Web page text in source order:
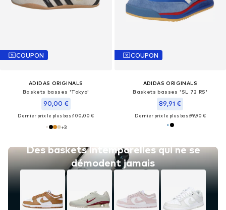
COUPON
ADIDAS ORIGINALS
Baskets basses 'Tokyo'
90,00 €
Dernier prix le plus bas :100,00 €
+3
Des baskets intemporelles qui ne se
démodent jamais
COUPON
ADIDAS ORIGINALS
Baskets basses 'SL 72 RS'
89,91 €
Dernier prix le plus bas :99,90 €